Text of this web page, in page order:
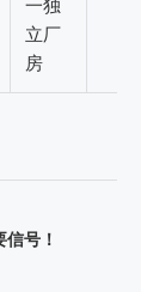
一独
立厂
房
号！